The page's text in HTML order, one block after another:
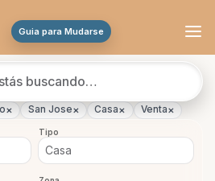
Guia para Mudarse
× San Jose× Casa× Venta×
Tipo